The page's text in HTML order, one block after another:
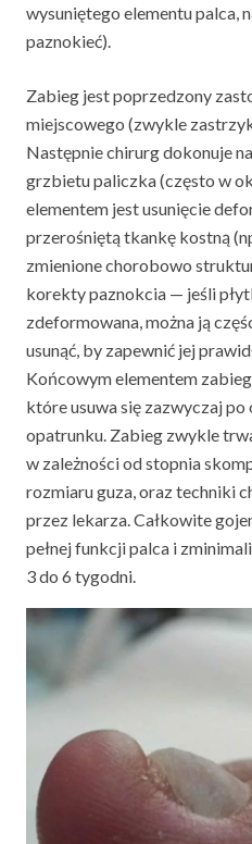
wysuniętego elementu palca,
paznokieć).
Zabieg jest poprzedzony
miejscowego (zwykle
Następnie chirurg dokonuje
grzbietu paliczka (często w
elementem jest usunięcie
przerośniętą tkankę kostną
zmienione chorobowo
korekty paznokcia — jeśli
zdeformowana, można ją
usunąć, by zapewnić jej
Końcowym elementem
które usuwa się zazwyczaj po
opatrunku. Zabieg zwykle
w zależności od stopnia
rozmiaru guza, oraz techniki
przez lekarza. Całkowite
pełnej funkcji palca i
3 do 6 tygodni.